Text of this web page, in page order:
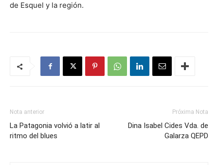
de Esquel y la región.
Nota anterior
La Patagonia volvió a latir al
ritmo del blues
Próxima Nota
Dina Isabel Cides Vda. de
Galarza QEPD